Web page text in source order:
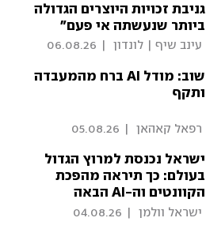
גניבת זכויות היוצרים הגדולה
ביותר שנעשתה אי פעם"
עינב שיף | לונדון 06.08.26
שוב: מודל AI ברח מהמעבדה
ותקף
רפאל קאהאן 05.08.26
ישראל נכנסת למרוץ הגדול
בעולם: כך תיראה מהפכת
הקוונטים וה-AI הבאה
ישראל וולמן 04.08.26